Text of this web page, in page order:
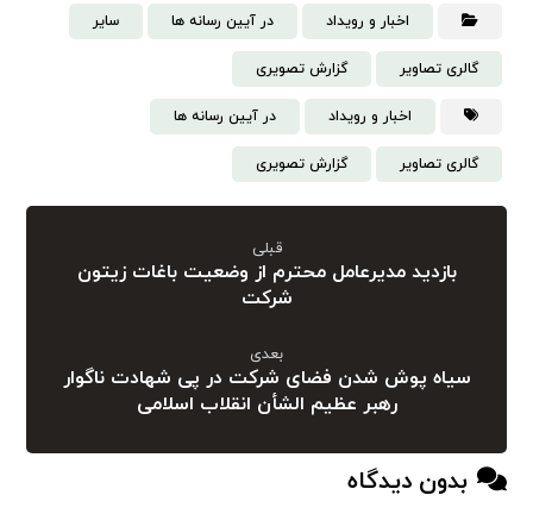
اخبار و رویداد در آیین رسانه ها سایر
گالری تصاویر گزارش تصویری
اخبار و رویداد در آیین رسانه ها
گالری تصاویر گزارش تصویری
قبلی
بازدید مدیرعامل محترم از وضعیت باغات زیتون
شرکت
بعدی
سیاه پوش شدن فضای شرکت در پی شهادت ناگوار
رهبر عظیم الشأن انقلاب اسلامی
بدون دیدگاه